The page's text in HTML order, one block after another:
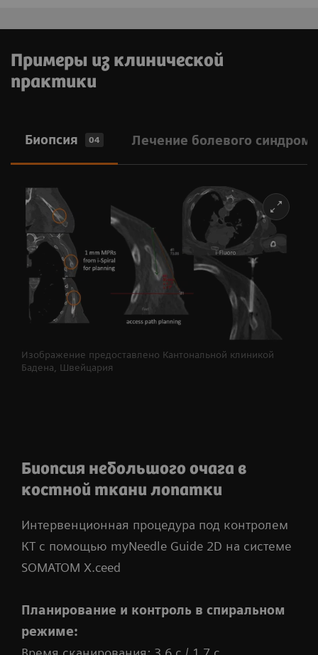
Примеры из клинической
практики
Биопсия 04 Лечение болевого
Изображение предоставлено Кантональной клиникой
Бадена, Швейцария
Биопсия небольшого очага в
костной ткани лопатки
Интервенционная процедура под контролем
КТ с помощью myNeedle Guide 2D на системе
SOMATOM X.ceed
Планирование и контроль в спиральном
режиме: